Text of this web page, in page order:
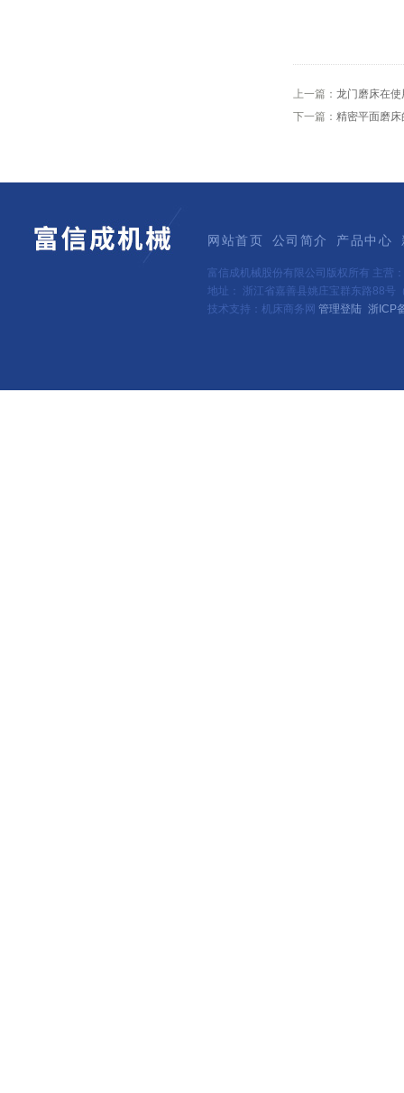
上一篇： 龙门磨床在
下一篇： 精密平面磨
网站首页 公司简介 产品中心
富信成机械股份有限公司版权所有 主营：
地址： 浙江省嘉善县姚庄宝群东路88号
技术支持：机床商务网 管理登陆 浙ICP